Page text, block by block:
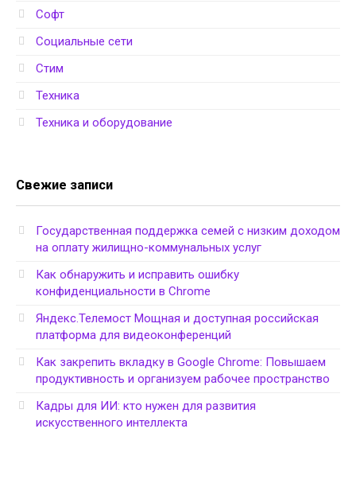
Софт
Социальные сети
Стим
Техника
Техника и оборудование
Свежие записи
Государственная поддержка семей с низким доходом
на оплату жилищно-коммунальных услуг
Как обнаружить и исправить ошибку
конфиденциальности в Chrome
Яндекс.Телемост Мощная и доступная российская
платформа для видеоконференций
Как закрепить вкладку в Google Chrome: Повышаем
продуктивность и организуем рабочее пространство
Кадры для ИИ: кто нужен для развития
искусственного интеллекта